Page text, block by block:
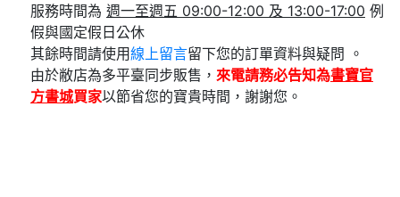
服務時間為 週一至週五 09:00-12:00 及 13:00-17:00 例
假與國定假日公休
其餘時間請使用線上留言
留下您的訂單資料與疑問 。
由於敝店為多平臺同步販售， 來電請務必告知為書寶官
方書城買家以節省您的寶貴時間，謝謝您。